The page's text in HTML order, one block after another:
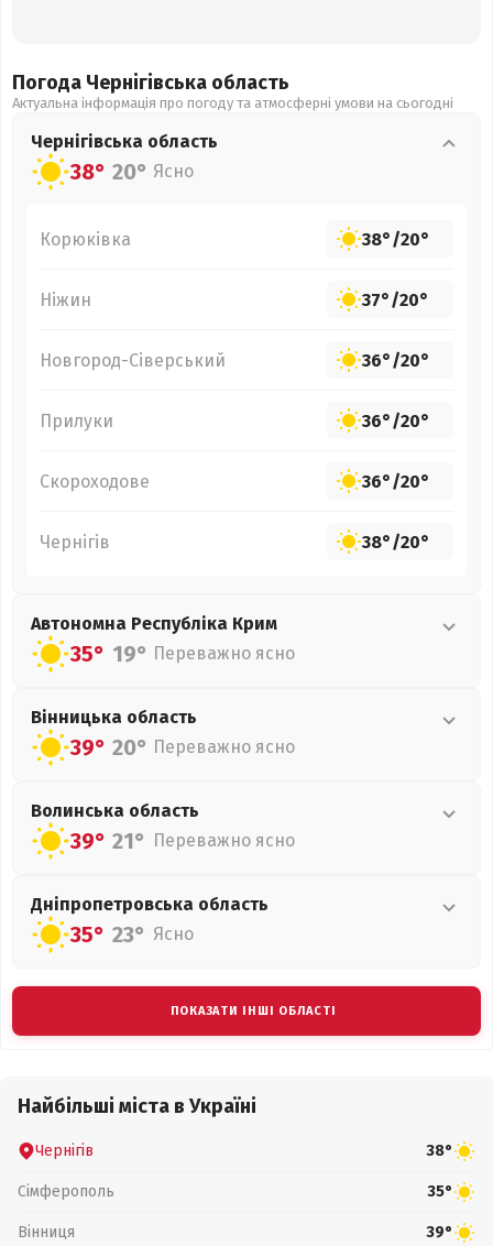
Погода Чернігівська область
Актуальна інформація про погоду та атмосферні умови на сьогодні
Чернігівська область
38° 20° Ясно
Корюківка 38°/20°
Ніжин 37°/20°
Новгород-Сіверський 36°/20°
Прилуки 36°/20°
Скороходове 36°/20°
Чернігів 38°/20°
Автономна Республіка Крим
35° 19° Переважно ясно
Вінницька область
39° 20° Переважно ясно
Волинська область
39° 21° Переважно ясно
Дніпропетровська область
35° 23° Ясно
ПОКАЗАТИ ІНШІ ОБЛАСТІ
Найбільші міста в Україні
Чернігів 38°
Сімферополь 35°
Вінниця 39°